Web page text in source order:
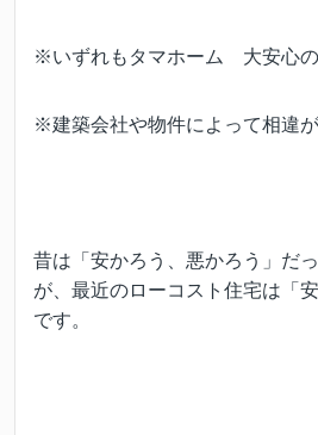
※いずれもタマホーム 大安心の
※建築会社や物件によって相違
昔は「安かろう、悪かろう」だ
が、最近のローコスト住宅は「
です。